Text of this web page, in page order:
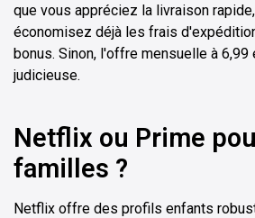
que vous appréciez la livraison
économisez déjà les frais
bonus. Sinon, l'offre mensuelle à 6,99
judicieuse.
Netflix ou Prime
familles ?
Netflix offre des profils enfants